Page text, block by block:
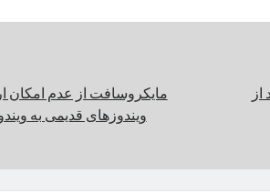
مایکروسافت از عدم امکان
ویندوزهای قدیمی به ویندوز ۱۱ خبر